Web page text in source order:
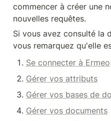
commencer à créer une
nouvelles requêtes.
Si vous avez consulté la
vous remarquez qu'elle
Se connecter à Ermeo
Gérer vos attributs
Gérer vos bases de
Gérer vos documents